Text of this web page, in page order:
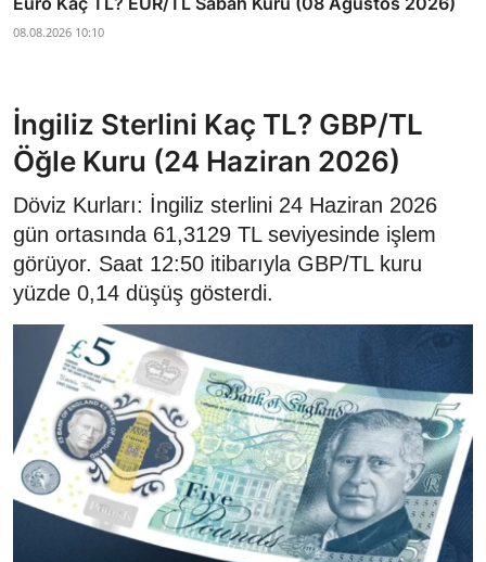
08.08.2026 10:10
İngiliz Sterlini Kaç TL? GBP/TL
Öğle Kuru (24 Haziran 2026)
Döviz Kurları: İngiliz sterlini 24 Haziran 2026
gün ortasında 61,3129 TL seviyesinde işlem
görüyor. Saat 12:50 itibarıyla GBP/TL kuru
yüzde 0,14 düşüş gösterdi.